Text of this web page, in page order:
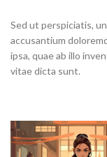
Sed ut perspiciatis,
accusantium
ipsa, quae ab illo
vitae dicta sunt.